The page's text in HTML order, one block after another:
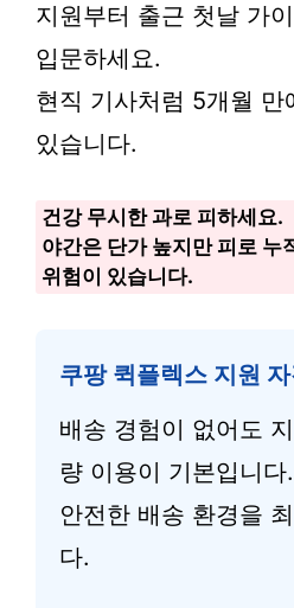
지원부터 출근 첫날 가
입문하세요.
현직 기사처럼 5개월 만
있습니다.
건강 무시한 과로 피하세요.
야간은 단가 높지만 피로 누
위험이 있습니다.
쿠팡 퀵플렉스 지원
배송 경험이 없어도
량 이용이 기본입니다.
안전한 배송 환경을
다.